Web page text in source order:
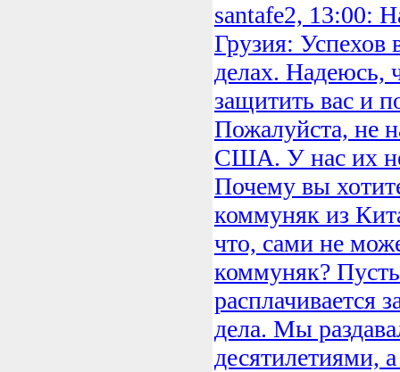
santafe2, 13:00:
Грузия: Успехов
делах. Надеюсь,
защитить вас и
Пожалуйста, не
США. У нас их
Почему вы
коммуняк из
что, сами не
коммуняк?
расплачивается
дела. Мы
десятилетиями,